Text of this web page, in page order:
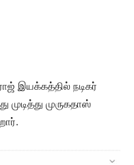
இயக்கத்தில் நடிகர்
முடித்து முருகதாஸ்